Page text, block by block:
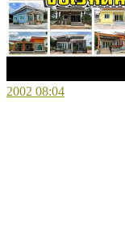
2002 08:04